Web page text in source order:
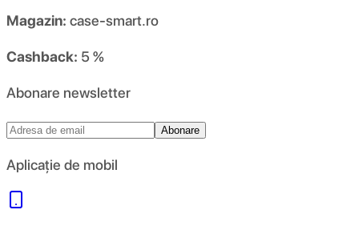
Magazin: case-smart.ro
Cashback: 5 %
Abonare newsletter
Abonare
Aplicație de mobil